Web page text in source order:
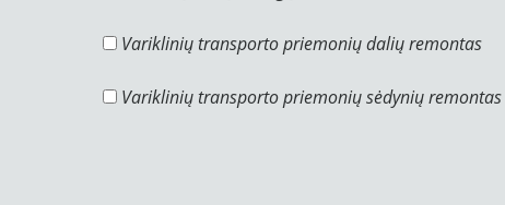
Variklinių transporto priemonių dalių remontas
Variklinių transporto priemonių sėdynių remontas